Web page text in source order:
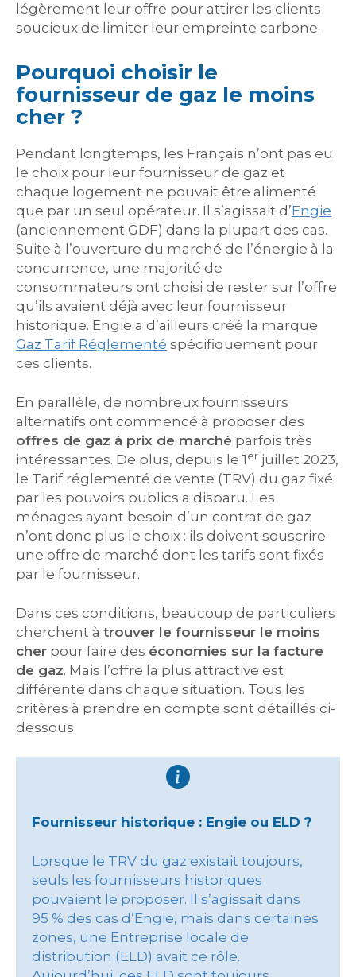
légèrement leur offre pour attirer les clients
soucieux de limiter leur empreinte carbone.
Pourquoi choisir le
fournisseur de gaz le moins
cher ?
Pendant longtemps, les Français n’ont pas eu
le choix pour leur fournisseur de gaz et
chaque logement ne pouvait être alimenté
que par un seul opérateur. Il s’agissait d’Engie
(anciennement GDF) dans la plupart des cas.
Suite à l’ouverture du marché de l’énergie à la
concurrence, une majorité de
consommateurs ont choisi de rester sur l’offre
qu’ils avaient déjà avec leur fournisseur
historique. Engie a d’ailleurs créé la marque
Gaz Tarif Réglementé spécifiquement pour
ces clients.
En parallèle, de nombreux fournisseurs
alternatifs ont commencé à proposer des
offres de gaz à prix de marché parfois très
intéressantes. De plus, depuis le 1 er juillet 2023,
le Tarif réglementé de vente (TRV) du gaz fixé
par les pouvoirs publics a disparu. Les
ménages ayant besoin d’un contrat de gaz
n’ont donc plus le choix : ils doivent souscrire
une offre de marché dont les tarifs sont fixés
par le fournisseur.
Dans ces conditions, beaucoup de particuliers
cherchent à trouver le fournisseur le moins
cher pour faire des économies sur la facture
de gaz. Mais l’offre la plus attractive est
différente dans chaque situation. Tous les
critères à prendre en compte sont détaillés ci-
dessous.
Fournisseur historique : Engie ou ELD ?
Lorsque le TRV du gaz existait toujours,
seuls les fournisseurs historiques
pouvaient le proposer. Il s’agissait dans
95 % des cas d’Engie, mais dans certaines
zones, une Entreprise locale de
distribution (ELD) avait ce rôle.